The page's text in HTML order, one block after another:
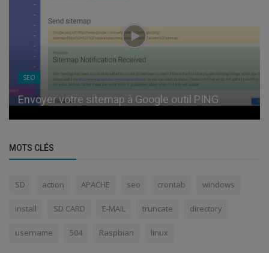
SEO
Envoyer votre sitemap à Google outil PING
MOTS CLÉS
SD action APACHE seo crontab windows
install SD CARD E-MAIL truncate directory
username 504 Raspbian linux